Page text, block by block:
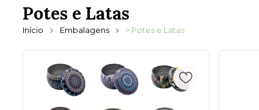
Potes e Latas
Início Embalagens > Potes e Latas